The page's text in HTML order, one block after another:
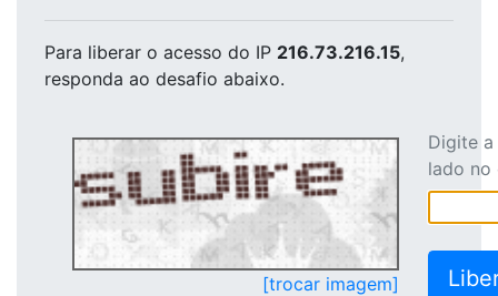
Para liberar o acesso do IP 216.73.216.15,
responda ao desafio abaixo.
[trocar imagem]
Digite
lado no